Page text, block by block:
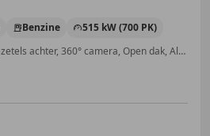
Benzine
515 kW (700 PK)
Stoelventilatie, Verwarming zetels achter, 360° camera, Open dak, Alarm, Geheel digitaal combi-instrument, LED verlichting, Airbag bestuurder